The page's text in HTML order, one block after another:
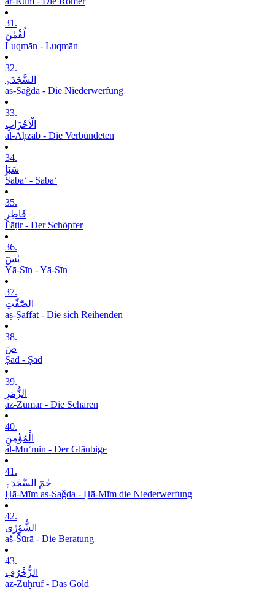
31.
لُقْمٰنَ
Luqmān - Luqmān
32.
السَّجْدَۃِ
as-Saǧda - Die Niederwerfung
33.
الْاَحْزَابِ
al-Aḥzāb - Die Verbündeten
34.
سَبَاٍ
Sabaʾ - Sabaʾ
35.
فَاطِرٍ
Fāṭir - Der Schöpfer
36.
یٰسٓ
Yā-Sīn - Yā-Sīn
37.
الصّٰٓفّٰتِ
aṣ-Ṣāffāt - Die sich Reihenden
38.
صٓ
Ṣād - Ṣād
39.
الزُّمَرِ
az-Zumar - Die Scharen
40.
الْمُؤْمِنِ
al-Muʾmin - Der Gläubige
41.
حٰمٓ السَّجْدَۃِ
Ḥā-Mīm as-Saǧda - Ḥā-Mīm die Niederwerfung
42.
الشُّوْرٰی
aš-Šūrā - Die Beratung
43.
الزُّخْرُفِ
az-Zuḫruf - Das Gold